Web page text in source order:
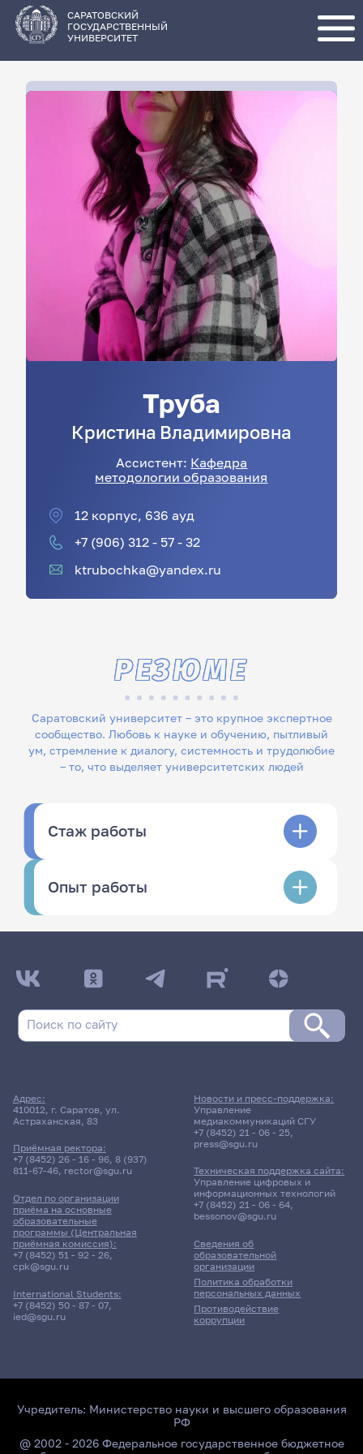
основному
содержанию
САРАТОВСКИЙ
ГОСУДАРСТВЕННЫЙ
УНИВЕРСИТЕТ
Труба
Кристина Владимировна
Ассистент: Кафедра
методологии образования
12 корпус, 636 ауд
+7 (906) 312 - 57 - 32
ktrubochka@yandex.ru
Саратовский университет – это крупное экспертное
сообщество. Любовь к науке и обучению, пытливый
ум, стремление к диалогу, системность и трудолюбие
– то, что выделяет университетских людей
РЕЗЮМЕ
Стаж работы
Опыт работы
Адрес:
410012, г. Саратов, ул.
Астраханская, 83
Приёмная ректора:
+7 (8452) 26 - 16 - 96, 8 (937)
811-67-46, rector@sgu.ru
Отдел по организации
приёма на основные
образовательные
программы (Центральная
приёмная комиссия):
+7 (8452) 51 - 92 - 26,
cpk@sgu.ru
International Students:
+7 (8452) 50 - 87 - 07,
ied@sgu.ru
Сведения об
образовательной
организации
Политика обработки
персональных данных
Противодействие
коррупции
Новости и пресс-поддержка:
Управление
медиакоммуникаций СГУ
+7 (8452) 21 - 06 - 25,
press@sgu.ru
Техническая поддержка сайта:
Управление цифровых и
информационных технологий
+7 (8452) 21 - 06 - 64,
bessonov@sgu.ru
Учредитель: Министерство науки и высшего образования
РФ
@ 2002 - 2026 Федеральное государственное бюджетное